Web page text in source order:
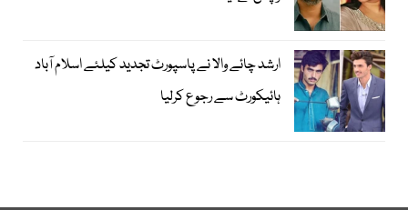
ارشد چائے والا نے پاسپورٹ تجدید کیلئے اسلام آباد
ہائیکورٹ سے رجوع کرلیا